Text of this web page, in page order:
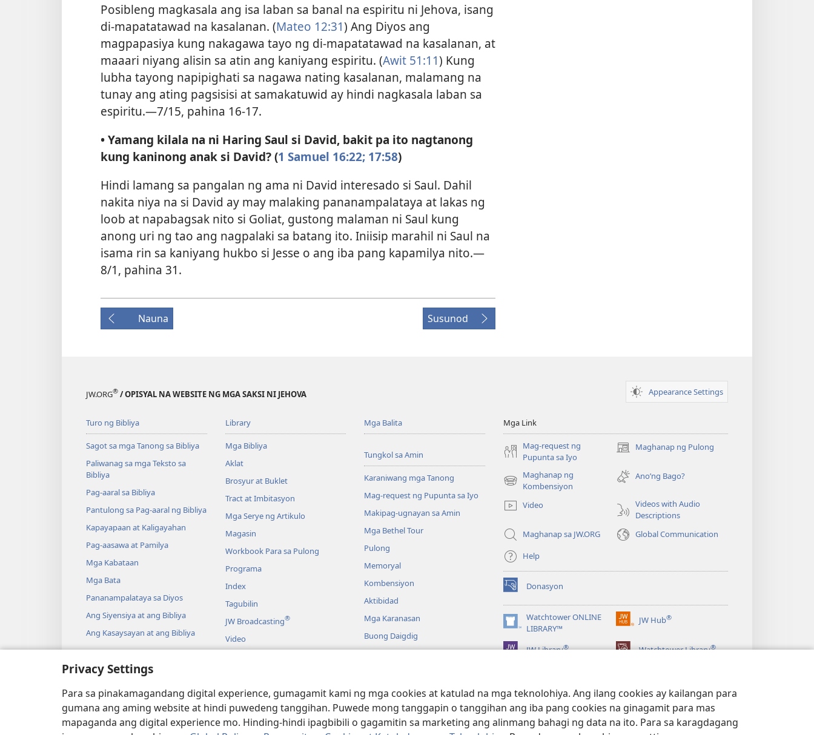
Privacy Settings
Para sa pinakamagandang digital experience, gumagamit kami ng mga cookies at katulad na mga teknolohiya. Ang ilang cookies ay kailangan para
gumana ang aming website at hindi puwedeng tanggihan. Puwede mong tanggapin o tanggihan ang iba pang cookies na ginagamit para mas
mapaganda ang digital experience mo. Hinding-hindi ipagbibili o gagamitin sa marketing ang alinmang bahagi ng data na ito. Para sa karagdagang
Posibleng magkasala ang isa laban sa banal na espiritu ni Jehova, isang
di-mapatatawad na kasalanan. (Mateo 12:31) Ang Diyos ang
magpapasiya kung nakagawa tayo ng di-mapatatawad na kasalanan, at
maaari niyang alisin sa atin ang kaniyang espiritu. (Awit 51:11) Kung
lubha tayong napipighati sa nagawa nating kasalanan, malamang na
tunay ang ating pagsisisi at samakatuwid ay hindi nagkasala laban sa
espiritu.​—7/15, pahina 16-17.
• Yamang kilala na ni Haring Saul si David, bakit pa ito nagtanong
kung kaninong anak si David? (1 Samuel 16:22; 17:58)
Hindi lamang sa pangalan ng ama ni David interesado si Saul. Dahil
nakita niya na si David ay may malaking pananampalataya at lakas ng
loob at napabagsak nito si Goliat, gustong malaman ni Saul kung
anong uri ng tao ang nagpalaki sa batang ito. Iniisip marahil ni Saul na
isama rin sa kaniyang hukbo si Jesse o ang iba pang kapamilya nito.​—
8/1, pahina 31.
Nauna Susunod
JW.ORG® / OPISYAL NA WEBSITE NG MGA SAKSI NI JEHOVA Appearance Settings
Turo ng Bibliya
Sagot sa mga Tanong sa Bibliya
Paliwanag sa mga Teksto sa
Bibliya
Pag-aaral sa Bibliya
Pantulong sa Pag-aaral ng Bibliya
Kapayapaan at Kaligayahan
Pag-aasawa at Pamilya
Mga Kabataan
Mga Bata
Pananampalataya sa Diyos
Ang Siyensiya at ang Bibliya
Ang Kasaysayan at ang Bibliya
Library
Mga Bibliya
Aklat
Brosyur at Buklet
Tract at Imbitasyon
Mga Serye ng Artikulo
Magasin
Workbook Para sa Pulong
Programa
Index
Tagubilin
JW Broadcasting®
Video
Pagbabasa ng Bibliya—Audio
Drama
Mga Balita
Tungkol sa Amin
Karaniwang mga Tanong
Mag-request ng Pupunta sa Iyo
Makipag-ugnayan sa Amin
Mga Bethel Tour
Pulong
Memoryal
Kombensiyon
Aktibidad
Mga Karanasan
Buong Daigdig
Mga Link
Mag-request ng
Pupunta sa Iyo
Maghanap ng Pulong
(may
na
bagong
window)
Maghanap ng
Kombensiyon
(may
na
window)
Ano’ng Bago?
Video
Videos with Audio
Descriptions
Maghanap sa JW.ORG
Global Communication
Help
Donasyon
(may
bubukas
na
bagong
Watchtower ONLINE
LIBRARY™
(may
bubukas
na
JW Hub®
(may
na
JW Library® Watchtower Library®